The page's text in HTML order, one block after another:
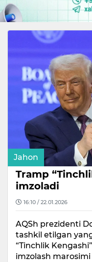
Jahon
Tramp
imzoladi
16:10 / 22.01.2026
AQSh prezidenti
tashkil etilgan
“Tinchlik
imzolash marosimi